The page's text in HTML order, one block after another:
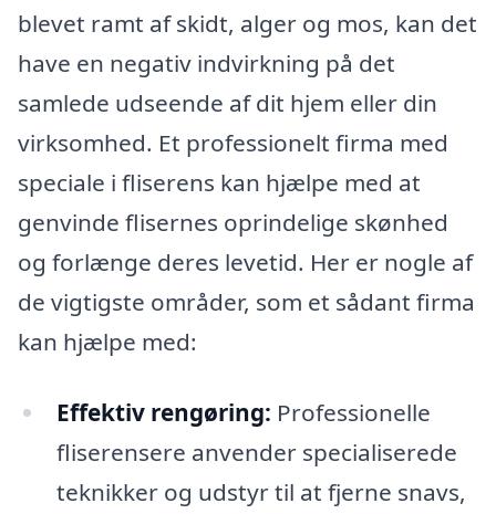
blevet ramt af skidt, alger og mos, kan det
have en negativ indvirkning på det
samlede udseende af dit hjem eller din
virksomhed. Et professionelt firma med
speciale i fliserens kan hjælpe med at
genvinde flisernes oprindelige skønhed
og forlænge deres levetid. Her er nogle af
de vigtigste områder, som et sådant firma
kan hjælpe med:
Effektiv rengøring: Professionelle
fliserensere anvender specialiserede
teknikker og udstyr til at fjerne snavs,